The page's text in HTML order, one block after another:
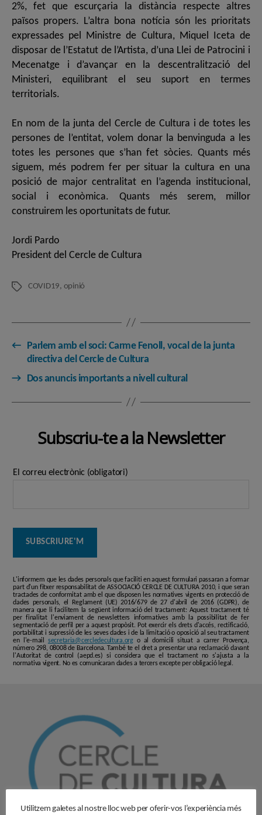
2%, fet que escurçaria la distància respecte altres
països propers. L’altra bona notícia són les prioritats
expressades pel Ministre de Cultura, Miquel Iceta de
disposar de l’Estatut de l’Artista, d’una Llei de Patrocini i
Mecenatge i d’avançar en la descentralització del
Ministeri, equilibrant el seu suport en termes
territorials.
En nom de la junta del Cercle de Cultura i de totes les
persones de l’entitat, volem donar la benvinguda a les
totes les persones que s’han fet sòcies. Quants més
siguem, més podrem fer per situar la cultura en una
posició de major centralitat en l’agenda institucional,
social i econòmica. Quants més serem, millor
construirem les oportunitats de futur.
Jordi Pardo
President del Cercle de Cultura
EtiquetesCOVID19, opinió
←
Parlem amb el soci: Carme Fenoll, vocal de la junta
directiva del Cercle de Cultura
→
Dos anuncis importants a nivell cultural
Subscriu-te a la Newsletter
El correu electrònic (obligatori)
L'informem que les dades personals que faciliti en aquest formulari passaran a formar
part d'un fitxer responsabilitat de ASSOCIACIÓ CERCLE DE CULTURA 2010, i que seran
tractades de conformitat amb el que disposen les normatives vigents en protecció de
dades personals, el Reglament (UE) 2016/679 de 27 d'abril de 2016 (GDPR), de
manera que li facilitem la següent informació del tractament: Aquest tractament té
per finalitat l'enviament de newsletters informatives amb la possibilitat de fer
segmentació de perfil per a aquest propòsit. Pot exercir els drets d'accés, rectificació,
portabilitat i supressió de les seves dades i de la limitació o oposició al seu tractament
en l'e-mail secretaria@cercledecultura.orgo al domicili situat a carrer Provença,
número 298, 08008 de Barcelona. També te el dret a presentar una reclamació davant
l'Autoritat de control (aepd.es) si considera que el tractament no s'ajusta a la
normativa vigent. No es comunicaran dades a tercers excepte per obligació legal.
Utilitzem galetes al nostre lloc web per oferir-vos l’experiència més